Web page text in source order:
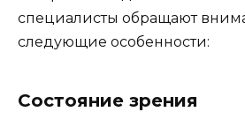
специалисты обращают
следующие особенности:
Состояние зрения